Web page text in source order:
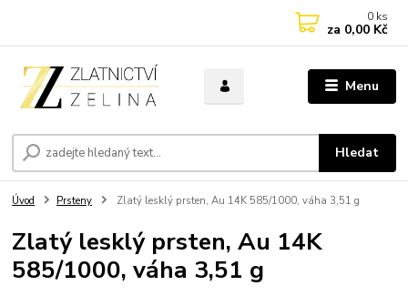
Menu
Hledat
0 ks
za 0,00 Kč
Úvod Prsteny Zlatý lesklý prsten, Au 14K 585/1000, váha 3,51 g
Zlatý lesklý prsten, Au 14K
585/1000, váha 3,51 g